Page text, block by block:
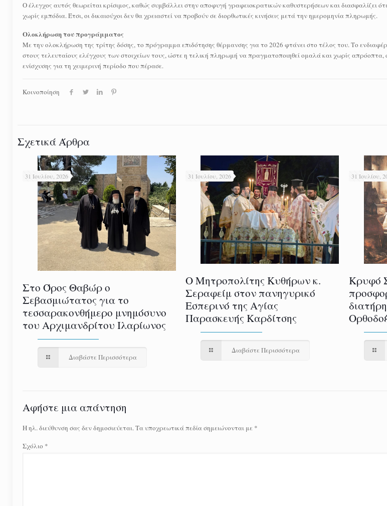
Ο έλεγχος αυτός θεωρείται κρίσιμος, καθώς συμβάλλει στην αποφυγή γραφειοκρατικών καθυστερήσεων και διασφαλίζει
χωρίς εμπόδια. Έτσι, οι δικαιούχοι δεν θα χρειαστεί να προβούν σε διορθωτικές κινήσεις μετά την ημερομηνία πληρωμής.
Ολοκλήρωση του προγράμματος
Με την ολοκλήρωση της τρίτης δόσης, το πρόγραμμα επιδότησης θέρμανσης για το 2026 φτάνει στο τέλος του. Το
στους τελευταίους ελέγχους των στοιχείων τους, ώστε η τελική πληρωμή να πραγματοποιηθεί ομαλά και χωρίς απρόοπτα,
ενίσχυσης για τη χειμερινή περίοδο που πέρασε.
Κοινοποίηση
Σχετικά Άρθρα
31 Ιουλίου, 2026
Στο Όρος Θαβώρ ο
Σεβασμιώτατος για το
τεσσαρακονθήμερο μνημόσυνο
του Αρχιμανδρίτου Ιλαρίωνος
Διαβάστε Περισσότερα
31 Ιουλίου, 2026
Ο Μητροπολίτης Κυθήρων κ.
Σεραφείμ στον πανηγυρικό
Εσπερινό της Αγίας
Παρασκευής Καρδίτσης
Διαβάστε Περισσότερα
31 Ιουλίου,
Κρυφό
Αφήστε μια απάντηση
Η ηλ. διεύθυνση σας δεν δημοσιεύεται.Τα υποχρεωτικά πεδία σημειώνονται με *
Σχόλιο *